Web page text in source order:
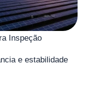
Inspeção
e estabilidade